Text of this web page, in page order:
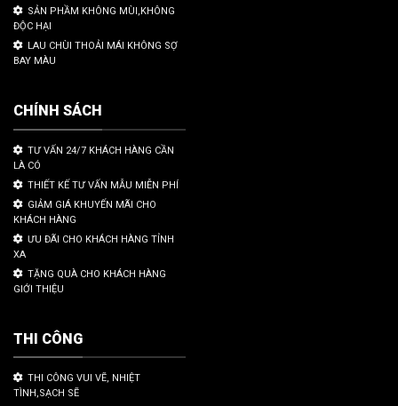
SẢN PHẦM KHÔNG MÙI,KHÔNG
ĐỘC HẠI
LAU CHÙI THOẢI MÁI KHÔNG SỢ
BAY MÀU
CHÍNH SÁCH
TƯ VẤN 24/7 KHÁCH HÀNG CẦN
LÀ CÓ
THIẾT KẾ TƯ VẤN MẪU MIỄN PHÍ
GIẢM GIÁ KHUYẾN MÃI CHO
KHÁCH HÀNG
ƯU ĐÃI CHO KHÁCH HÀNG TỈNH
XA
TẶNG QUÀ CHO KHÁCH HÀNG
GIỚI THIỆU
THI CÔNG
THI CÔNG VUI VẼ, NHIỆT
TÌNH,SẠCH SẼ